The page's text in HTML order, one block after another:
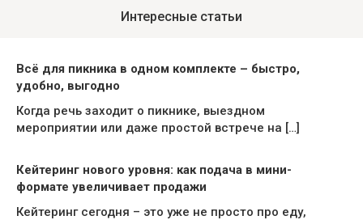
Интересные статьи
Всё для пикника в одном комплекте – быстро,
удобно, выгодно
Когда речь заходит о пикнике, выездном
мероприятии или даже простой встрече на […]
Кейтеринг нового уровня: как подача в мини-
формате увеличивает продажи
Кейтеринг сегодня – это уже не просто про еду,